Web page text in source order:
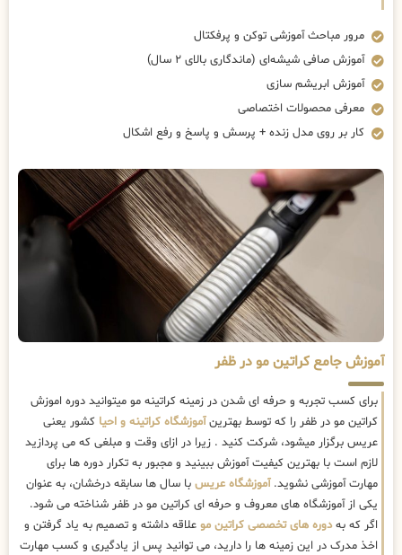
مرور مباحث آموزشی توکن و پرفکتال
آموزش صافی شیشه‌ای (ماندگاری بالای ۲ سال)
آموزش ابریشم سازی
معرفی محصولات اختصاصی
کار بر روی مدل زنده + پرسش و پاسخ و رفع اشکال
آموزش جامع کراتین مو در ظفر
برای کسب تجربه و حرفه ای شدن در زمینه کراتینه مو میتوانید دوره اموزش
کراتین مو در ظفر را که توسط بهترینآموزشگاه کراتینه و احیا کشور یعنی
عریس برگزار میشود، شرکت کنید . زیرا در ازای وقت و مبلغی که می پردازید
لازم است با بهترین کیفیت آموزش ببینید و مجبور به تکرار دوره ها برای
مهارت آموزشی نشوید.آموزشگاه عریس با سال ها سابقه درخشان، به عنوان
یکی از آموزشگاه های معروف و حرفه ای کراتین مو در ظفر شناخته می شود.
اگر که بهدوره های تخصصی کراتین مو علاقه داشته و تصمیم به یاد گرفتن و
اخذ مدرک در این زمینه ها را دارید، می توانید پس از یادگیری و کسب مهارت